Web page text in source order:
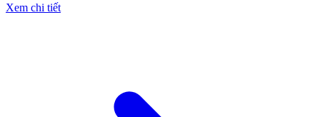
Xem chi tiết